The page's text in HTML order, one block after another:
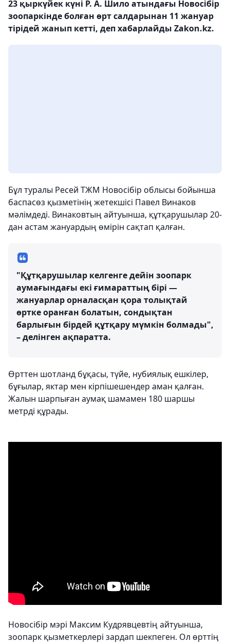
23 қыркүйек күні Р. А. Шило атындағы Новосібір
зоопаркінде болған өрт салдарынан 11 жануар
тірідей жанып кетті, деп хабарлайды Zakon.kz.
Бұл туралы Ресей ТЖМ Новосібір облысы бойынша
баспасөз қызметінің жетекшісі Павел Винаков
мәлімдеді. Винаковтың айтуынша, құтқарушылар 20-
дан астам жануардың өмірін сақтап қалған.
"Құтқарушылар келгенге дейін зоопарк
аумағындағы екі ғимараттың бірі —
жануарлар орналасқан қора толықтай
өртке оранған болатын, сондықтан
барлығын бірдей құтқару мүмкін болмады",
– делінген ақпаратта.
Өрттен шотланд бұқасы, түйе, нубиялық ешкілер,
бұғылар, яктар мен кірпішешендер аман қалған.
Жалын шарпыған аумақ шамамен 180 шаршы
метрді құрады.
Новосібір мэрі Максим Кудрявцевтің айтуынша,
зоопарк қызметкерлері зардап шекпеген. Ол өрттің